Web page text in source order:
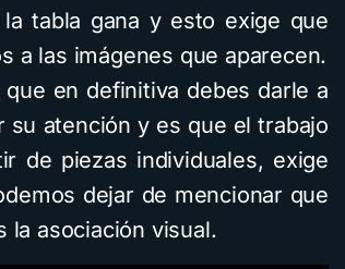
tabla gana y esto exige que
a las imágenes que aparecen.
en definitiva debes darle a
atención y es que el trabajo
de piezas individuales, exige
dejar de mencionar que
la asociación visual.